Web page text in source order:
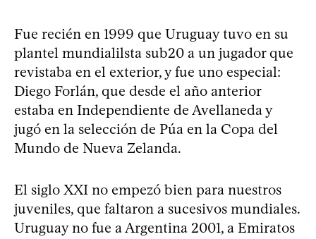
Fue recién en 1999 que Uruguay tuvo en su
plantel mundialilsta sub20 a un jugador que
revistaba en el exterior, y fue uno especial:
Diego Forlán, que desde el año anterior
estaba en Independiente de Avellaneda y
jugó en la selección de Púa en la Copa del
Mundo de Nueva Zelanda.
El siglo XXI no empezó bien para nuestros
juveniles, que faltaron a sucesivos mundiales.
Uruguay no fue a Argentina 2001, a Emiratos